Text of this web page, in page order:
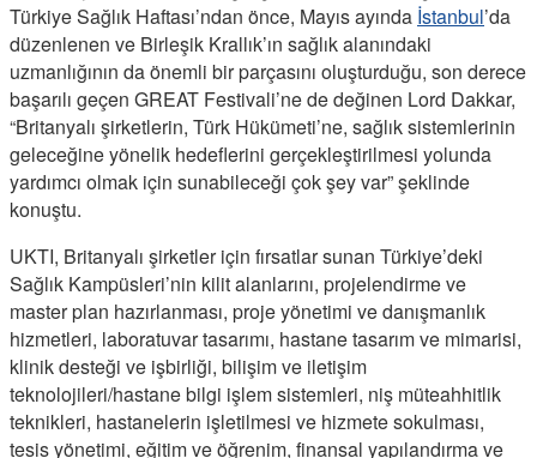
Türkiye Sağlık Haftası’ndan önce, Mayıs ayında İstanbul’da
düzenlenen ve Birleşik Krallık’ın sağlık alanındaki
uzmanlığının da önemli bir parçasını oluşturduğu, son derece
başarılı geçen GREAT Festivali’ne de değinen Lord Dakkar,
“Britanyalı şirketlerin, Türk Hükümeti’ne, sağlık sistemlerinin
geleceğine yönelik hedeflerini gerçekleştirilmesi yolunda
yardımcı olmak için sunabileceği çok şey var” şeklinde
konuştu.
UKTI, Britanyalı şirketler için fırsatlar sunan Türkiye’deki
Sağlık Kampüsleri’nin kilit alanlarını, projelendirme ve
master plan hazırlanması, proje yönetimi ve danışmanlık
hizmetleri, laboratuvar tasarımı, hastane tasarım ve mimarisi,
klinik desteği ve işbirliği, bilişim ve iletişim
teknolojileri/hastane bilgi işlem sistemleri, niş müteahhitlik
teknikleri, hastanelerin işletilmesi ve hizmete sokulması,
tesis yönetimi, eğitim ve öğrenim, finansal yapılandırma ve